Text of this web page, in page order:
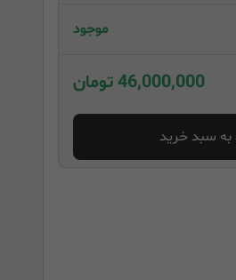
موجود
46,000,000 تومان
به سبد خرید